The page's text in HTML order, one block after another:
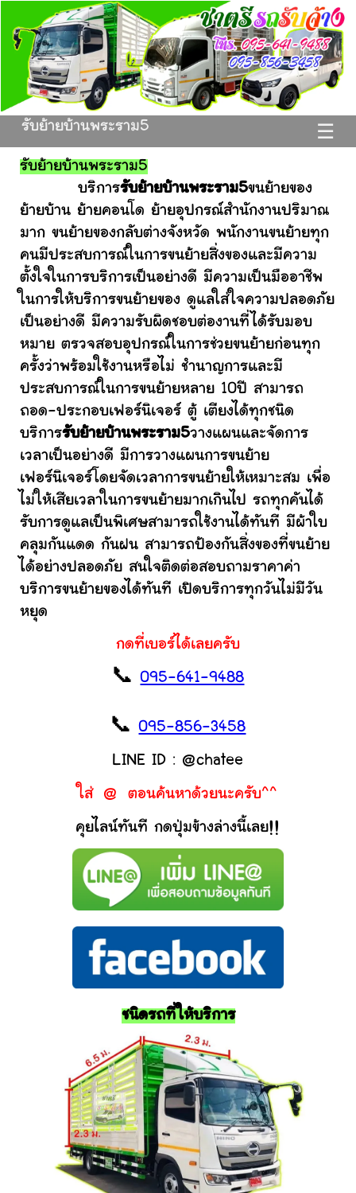
☰
รับย้ายบ้านพระราม5
รับย้ายบ้านพระราม5
บริการรับย้ายบ้านพระราม5ขนย้ายของ
ย้ายบ้าน ย้ายคอนโด ย้ายอุปกรณ์สำนักงานปริมาณ
มาก ขนย้ายของกลับต่างจังหวัด พนักงานขนย้ายทุก
คนมีประสบการณ์ในการขนย้ายสิ่งของและมีความ
ตั้งใจในการบริการเป็นอย่างดี มีความเป็นมืออาชีพ
ในการให้บริการขนย้ายของ ดูแลใส่ใจความปลอดภัย
เป็นอย่างดี มีความรับผิดชอบต่องานที่ได้รับมอบ
หมาย ตรวจสอบอุปกรณ์ในการช่วยขนย้ายก่อนทุก
ครั้งว่าพร้อมใช้งานหรือไม่ ชำนาญการและมี
ประสบการณ์ในการขนย้ายหลาย 10ปี สามารถ
ถอด-ประกอบเฟอร์นิเจอร์ ตู้ เตียงได้ทุกชนิด
บริการรับย้ายบ้านพระราม5วางแผนและจัดการ
เวลาเป็นอย่างดี มีการวางแผนการขนย้าย
เฟอร์นิเจอร์โดยจัดเวลาการขนย้ายให้เหมาะสม เพื่อ
ไม่ให้เสียเวลาในการขนย้ายมากเกินไป รถทุกคันได้
รับการดูแลเป็นพิเศษสามารถใช้งานได้ทันที มีผ้าใบ
คลุมกันแดด กันฝน สามารถป้องกันสิ่งของที่ขนย้าย
ได้อย่างปลอดภัย สนใจติดต่อสอบถามราคาค่า
บริการขนย้ายของได้ทันที เปิดบริการทุกวันไม่มีวัน
หยุด
กดที่เบอร์ได้เลยครับ
📞095-641-9488
📞095-856-3458
LINE ID : @chatee
ใส่ @ ตอนค้นหาด้วยนะครับ^^
คุยไลน์ทันที กดปุ่มข้างล่างนี้เลย!!
ชนิดรถที่ให้บริการ